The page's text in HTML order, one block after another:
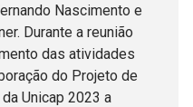
Nascimento e
Durante a reunião
das atividades
do Projeto de
Unicap 2023 a